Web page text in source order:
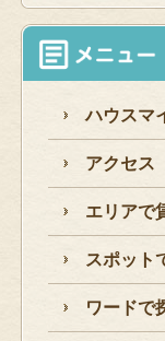
ハウスマ
アクセス
エリアで
スポット
ワードで